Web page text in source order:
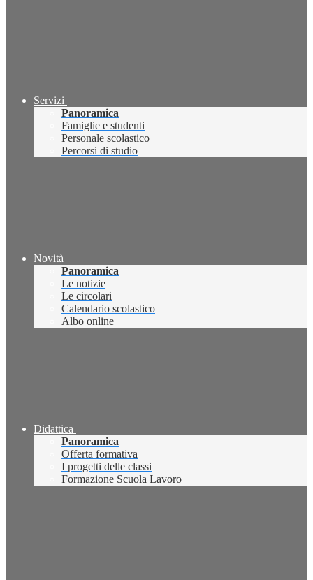
Servizi
Panoramica
Famiglie e studenti
Personale scolastico
Percorsi di studio
Novità
Panoramica
Le notizie
Le circolari
Calendario scolastico
Albo online
Didattica
Panoramica
Offerta formativa
I progetti delle classi
Formazione Scuola Lavoro